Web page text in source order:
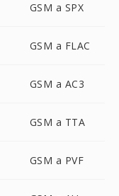
GSM a SPX
GSM a FLAC
GSM a AC3
GSM a TTA
GSM a PVF